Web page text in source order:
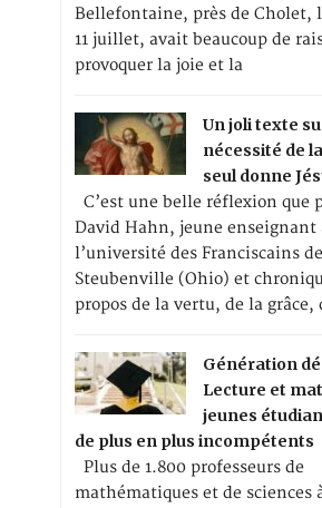
Bellefontaine, près de Cholet,
11 juillet, avait beaucoup de
provoquer la joie et la
Un joli texte
nécessité de
seul donne
C’est une belle réflexion que
David Hahn, jeune enseignant
l’université des Franciscains de
Steubenville (Ohio) et
propos de la vertu, de la grâce,
Génération
Lecture et
jeunes
de plus en plus incompétents
Plus de 1.800 professeurs de
mathématiques et de sciences